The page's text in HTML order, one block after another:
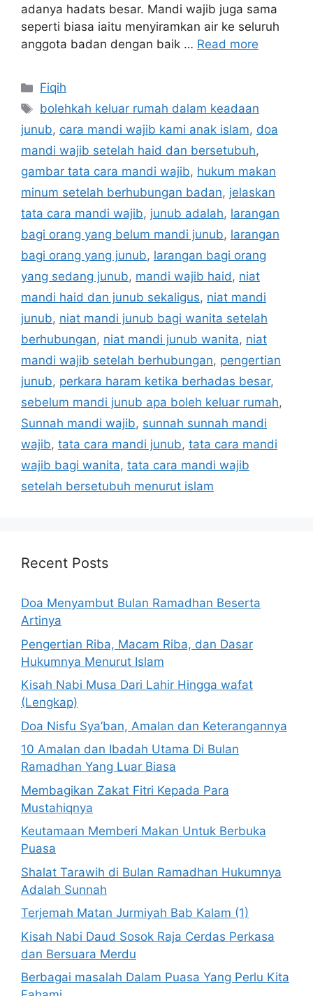
adanya hadats besar. Mandi wajib juga sama
seperti biasa iaitu menyiramkan air ke seluruh
anggota badan dengan baik … Read more
Categories
Fiqih
Tags
bolehkah keluar rumah dalam keadaan
junub, cara mandi wajib kami anak islam, doa
mandi wajib setelah haid dan bersetubuh,
gambar tata cara mandi wajib, hukum makan
minum setelah berhubungan badan, jelaskan
tata cara mandi wajib, junub adalah, larangan
bagi orang yang belum mandi junub, larangan
bagi orang yang junub, larangan bagi orang
yang sedang junub, mandi wajib haid, niat
mandi haid dan junub sekaligus, niat mandi
junub, niat mandi junub bagi wanita setelah
berhubungan, niat mandi junub wanita, niat
mandi wajib setelah berhubungan, pengertian
junub, perkara haram ketika berhadas besar,
sebelum mandi junub apa boleh keluar rumah,
Sunnah mandi wajib, sunnah sunnah mandi
wajib, tata cara mandi junub, tata cara mandi
wajib bagi wanita, tata cara mandi wajib
setelah bersetubuh menurut islam
Recent Posts
Doa Menyambut Bulan Ramadhan Beserta
Artinya
Pengertian Riba, Macam Riba, dan Dasar
Hukumnya Menurut Islam
Kisah Nabi Musa Dari Lahir Hingga wafat
(Lengkap)
Doa Nisfu Sya’ban, Amalan dan Keterangannya
10 Amalan dan Ibadah Utama Di Bulan
Ramadhan Yang Luar Biasa
Membagikan Zakat Fitri Kepada Para
Mustahiqnya
Keutamaan Memberi Makan Untuk Berbuka
Puasa
Shalat Tarawih di Bulan Ramadhan Hukumnya
Adalah Sunnah
Terjemah Matan Jurmiyah Bab Kalam (1)
Kisah Nabi Daud Sosok Raja Cerdas Perkasa
dan Bersuara Merdu
Berbagai masalah Dalam Puasa Yang Perlu Kita